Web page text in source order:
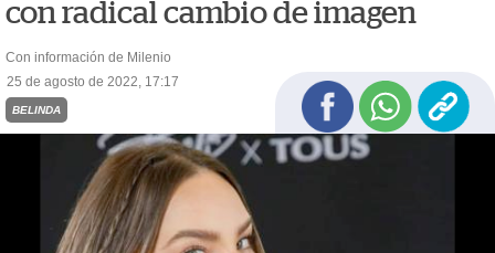
con radical cambio de imagen
Con información de Milenio
25 de agosto de 2022, 17:17
BELINDA